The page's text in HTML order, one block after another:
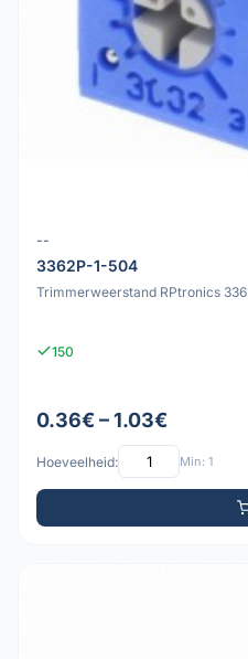
--
3362P-1-504
Trimmerweerstand RPtronics
150
0.36€ – 1.03€
Hoeveelheid: Min: 1